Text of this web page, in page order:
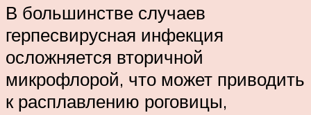
В большинстве случаев
герпесвирусная инфекция
осложняется вторичной
микрофлорой, что может приводить
к расплавлению роговицы,